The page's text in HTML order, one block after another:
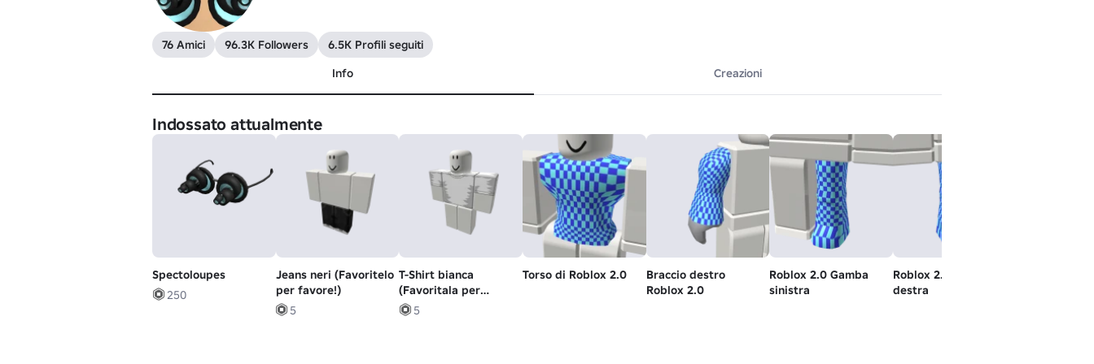
76 Amici 96.3K Followers
6.5K Profili seguiti
Info
Creazioni
Indossato attualmente
Spectoloupes
250
Jeans neri (Favoritelo
per favore!)
5
T-Shirt bianca
(Favoritala per
favore!)
5
Torso di Roblox 2.0
Braccio destro
Roblox 2.0
Roblox 2.0 Gamba
sinistra
Roblox 2.0 gamba
destra